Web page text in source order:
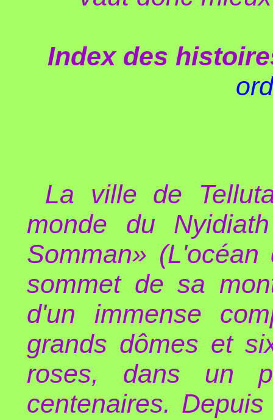
Index des
La ville de
monde du
Somman»
sommet de sa
d'un immense
grands dômes et
roses, dans un
centenaires.